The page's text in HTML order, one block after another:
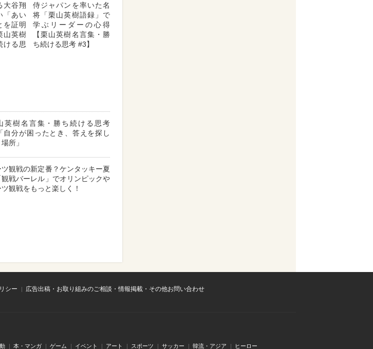
大谷翔
「あい
を証明
山英樹
ける思
侍ジャパンを率いた名
将「栗山英樹語録」で
学ぶリーダーの心得
【栗山英樹名言集・勝
ち続ける思考 #3】
英樹名言集・勝ち続ける思考
自分が困ったとき、答えを探し
所」
ツ観戦の新定番？ケンタッキー夏
観戦バーレル」でオリンピックや
ツ観戦をもっと楽しく！
シー
広告出稿・お取り組みのご相談・情報掲載・その他お問い合わせ
本・マンガ ゲーム イベント アート スポーツ サッカー 韓流・アジア ヒーロー